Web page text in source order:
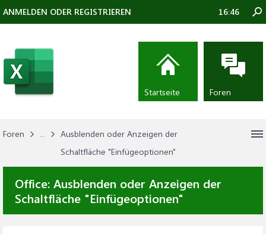
Foren ...
Ausblenden oder Anzeigen der
Schaltfläche "Einfügeoptionen"
Office: Ausblenden oder Anzeigen der
Schaltfläche "Einfügeoptionen"
ANMELDEN ODER REGISTRIEREN 16:46
Startseite Foren